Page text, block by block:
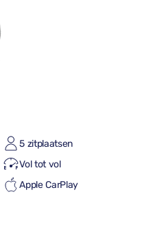
5 zitplaatsen
Vol tot vol
Apple CarPlay